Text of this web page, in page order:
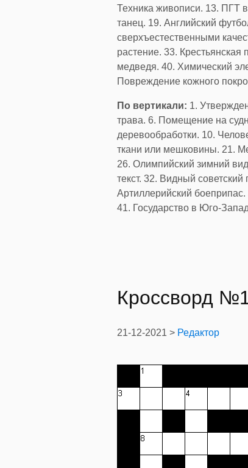
Техника живописи. 13. ПГТ
танец. 19. Английский
сверхъестественными
растение. 33.
медведя. 40. Химический
Повреждение кожного
По вертикали: 1.
трава. 6. Помещение на
деревообработки. 10.
ткани или мешковины. 21.
26. Олимпийский зимний
текст. 32. Видный
Артиллерийский
41. Государство в Юго-
Кроссворд
21-12-2021 > Редактор